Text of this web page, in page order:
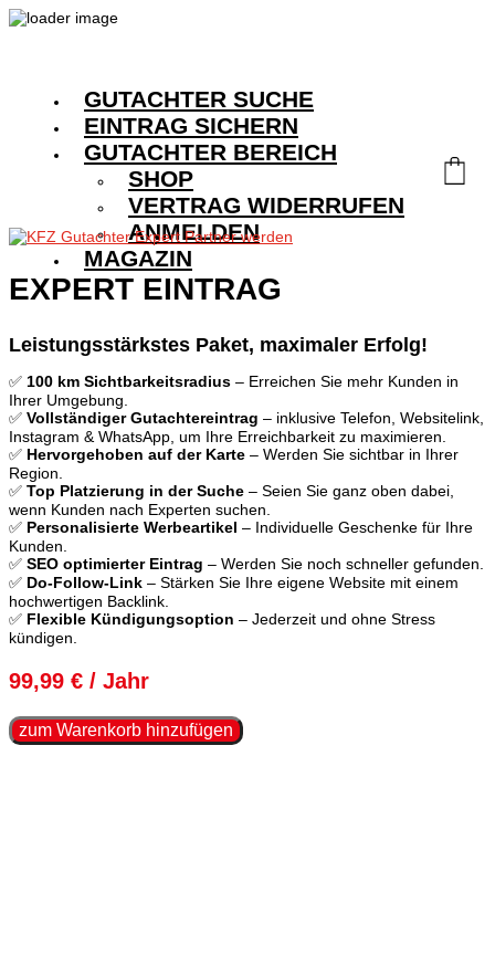
GUTACHTER SUCHE
EINTRAG SICHERN
GUTACHTER BEREICH
SHOP
VERTRAG WIDERRUFEN
ANMELDEN
MAGAZIN
EXPERT EINTRAG
Leistungsstärkstes Paket, maximaler Erfolg!
✅ 100 km Sichtbarkeitsradius – Erreichen Sie mehr Kunden in
Ihrer Umgebung.
✅ Vollständiger Gutachtereintrag – inklusive Telefon, Websitelink,
Instagram & WhatsApp, um Ihre Erreichbarkeit zu maximieren.
✅ Hervorgehoben auf der Karte – Werden Sie sichtbar in Ihrer
Region.
✅ Top Platzierung in der Suche – Seien Sie ganz oben dabei,
wenn Kunden nach Experten suchen.
✅ Personalisierte Werbeartikel – Individuelle Geschenke für Ihre
Kunden.
✅ SEO optimierter Eintrag – Werden Sie noch schneller gefunden.
✅ Do-Follow-Link – Stärken Sie Ihre eigene Website mit einem
hochwertigen Backlink.
✅ Flexible Kündigungsoption – Jederzeit und ohne Stress
kündigen.
99,99 € / Jahr
EXPERT
EINTRAG
zum Warenkorb hinzufügen